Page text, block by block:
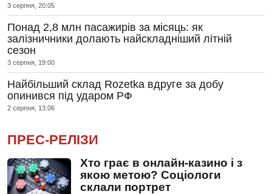
3 серпня, 20:05
Понад 2,8 млн пасажирів за місяць: як
залізничники долають найскладніший літній
сезон
3 серпня, 19:00
Найбільший склад Rozetka вдруге за добу
опинився під ударом РФ
2 серпня, 13:06
ПРЕС-РЕЛІЗИ
Хто грає в онлайн-казино і з
якою метою? Соціологи
склали портрет